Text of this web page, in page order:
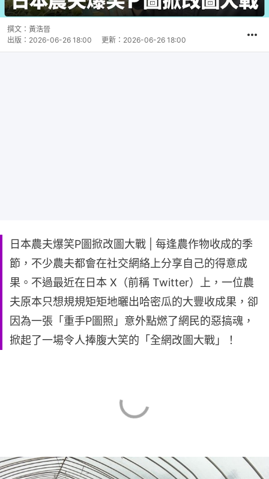
撰文： 黃浩晉
出版： 2026-06-26 18:00 更新： 2026-06-26 18:00
日本農夫爆笑P圖掀改圖大戰 | 每逢農作物收成的季
節，不少農夫都會在社交網絡上分享自己的得意成
果。不過最近在日本 X（前稱 Twitter）上，一位農
夫原本只想規規矩矩地曬出哈密瓜的大豐收成果，卻
因為一張「重手P圖照」意外點燃了網民的惡搞魂，
掀起了一場令人捧腹大笑的「全網改圖大戰」！